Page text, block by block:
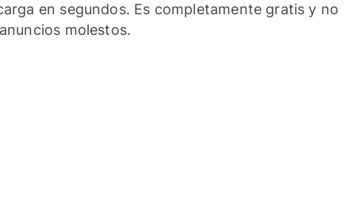
en segundos. Es completamente gratis y no
molestos.